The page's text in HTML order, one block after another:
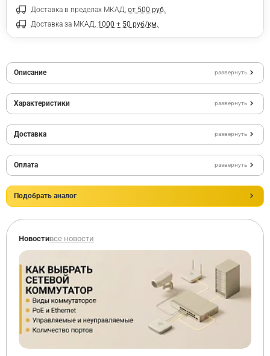
Доставка в пределах МКАД, от 500 руб.
Доставка за МКАД, 1000 + 50 руб/км.
Описание развернуть
Характеристики развернуть
Доставка развернуть
Оплата развернуть
Подобрать аналог
Новостивсе новости